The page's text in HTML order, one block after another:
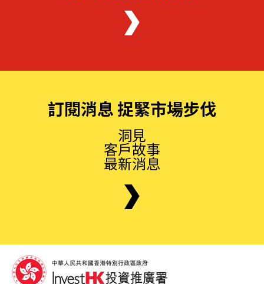
訂閱消息 捉緊市場步伐
洞見
客戶故事
最新消息